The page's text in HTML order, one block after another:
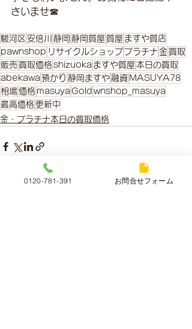
さいませ☎
駿河区 安倍川 静岡 静岡質屋 質屋 ますや質店
pawnshop リサイクルショップ プラチナ 金 買取
販売 買取価格shizuoka ますや質屋 本日の買取
abekawa 預かり 静岡ますや 融資 MASUYA78
相場 価格 masuyaGold wnshop_masuya
最高価格 更新中
金・プラチナ本日の買取価格
0120-781-391 お問合せフォーム